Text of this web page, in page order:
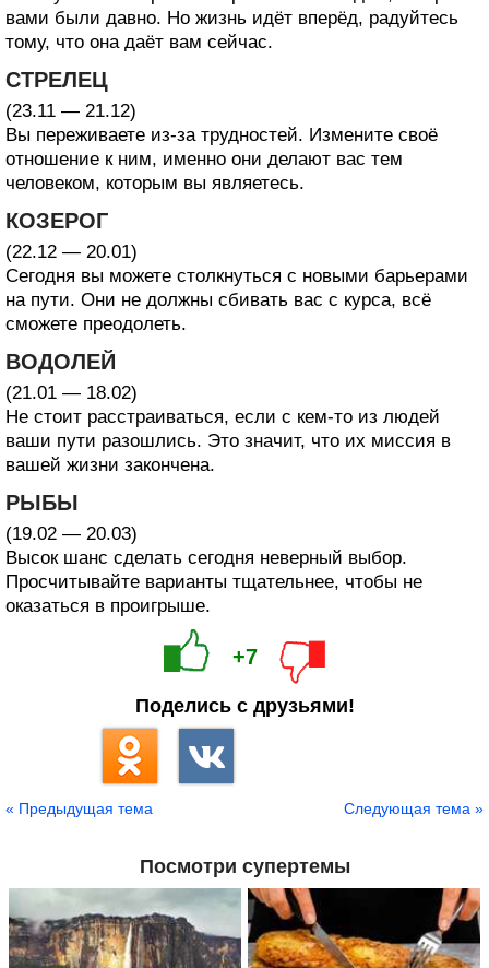
вами были давно. Но жизнь идёт вперёд, радуйтесь
тому, что она даёт вам сейчас.
СТРЕЛЕЦ
(23.11 — 21.12)
Вы переживаете из-за трудностей. Измените своё
отношение к ним, именно они делают вас тем
человеком, которым вы являетесь.
КОЗЕРОГ
(22.12 — 20.01)
Сегодня вы можете столкнуться с новыми барьерами
на пути. Они не должны сбивать вас с курса, всё
сможете преодолеть.
ВОДОЛЕЙ
(21.01 — 18.02)
Не стоит расстраиваться, если с кем-то из людей
ваши пути разошлись. Это значит, что их миссия в
вашей жизни закончена.
РЫБЫ
(19.02 — 20.03)
Высок шанс сделать сегодня неверный выбор.
Просчитывайте варианты тщательнее, чтобы не
оказаться в проигрыше.
+7
Поделись с друзьями!
« Предыдущая тема Следующая тема »
Посмотри супертемы